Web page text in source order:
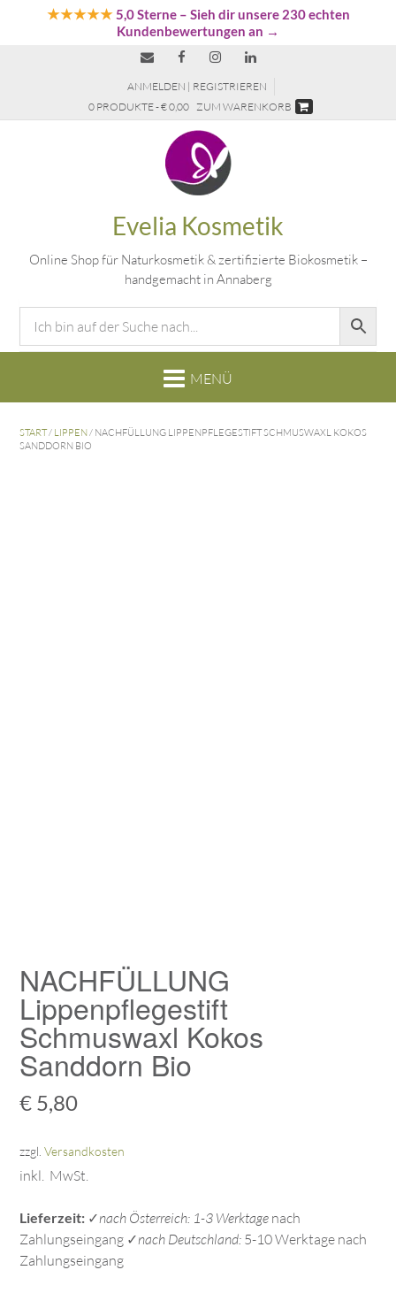
★★★★★5,0 Sterne– Sieh dir unsere 230 echten
Kundenbewertungen an →
ANMELDEN | REGISTRIEREN
0 PRODUKTE - € 0,00 ZUM WARENKORB
Evelia Kosmetik
Online Shop für Naturkosmetik & zertifizierte Biokosmetik –
handgemacht in Annaberg
START/ LIPPEN/ NACHFÜLLUNG LIPPENPFLEGESTIFT SCHMUSWAXL KOKOS
SANDDORN BIO
NACHFÜLLUNG
Lippenpflegestift
Schmuswaxl Kokos
Sanddorn Bio
€ 5,80
zzgl. Versandkosten
inkl. MwSt.
Lieferzeit: ✓nach Österreich: 1-3 Werktage nach
Zahlungseingang ✓nach Deutschland: 5-10 Werktage nach
Zahlungseingang